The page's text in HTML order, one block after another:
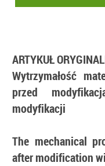
ARTYKUŁ
Wytrzymałość
przed
modyfikacji
The mechanical
after modification